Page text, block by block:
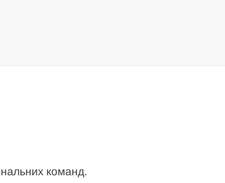
команд.